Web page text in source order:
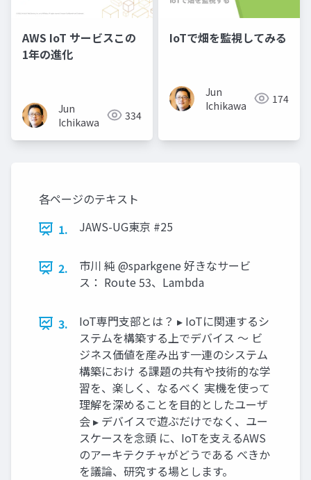
AWS IoT サービスこの
1年の進化
Jun
Ichikawa
334
IoTで畑を監視してみる
Jun
Ichikawa
174
各ページのテキスト
1.
JAWS-UG東京 #25
2.
市川 純 @sparkgene 好きなサービ
ス： Route 53、Lambda
3.
IoT専門支部とは？ ▸ IoTに関連するシ
ステムを構築する上でデバイス 〜 ビ
ジネス価値を産み出す一連のシステム
構築におけ る課題の共有や技術的な学
習を、楽しく、なるべく 実機を使って
理解を深めることを目的としたユーザ
会 ▸ デバイスで遊ぶだけでなく、ユー
スケースを念頭 に、IoTを支えるAWS
のアーキテクチャがどうである べきか
を議論、研究する場とします。